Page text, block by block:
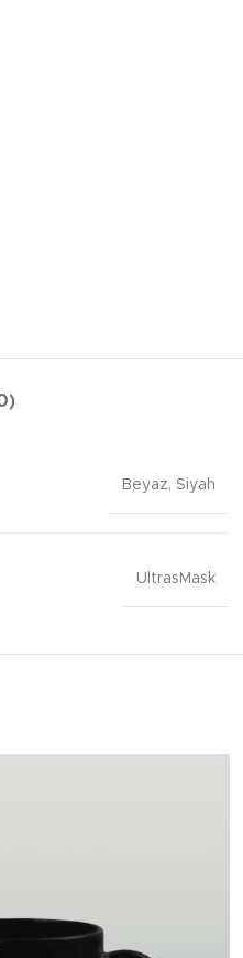
Beyaz, Siyah
UltrasMask